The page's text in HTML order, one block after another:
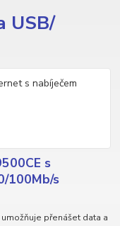
USB/
s
100Mb/s
přenášet data a